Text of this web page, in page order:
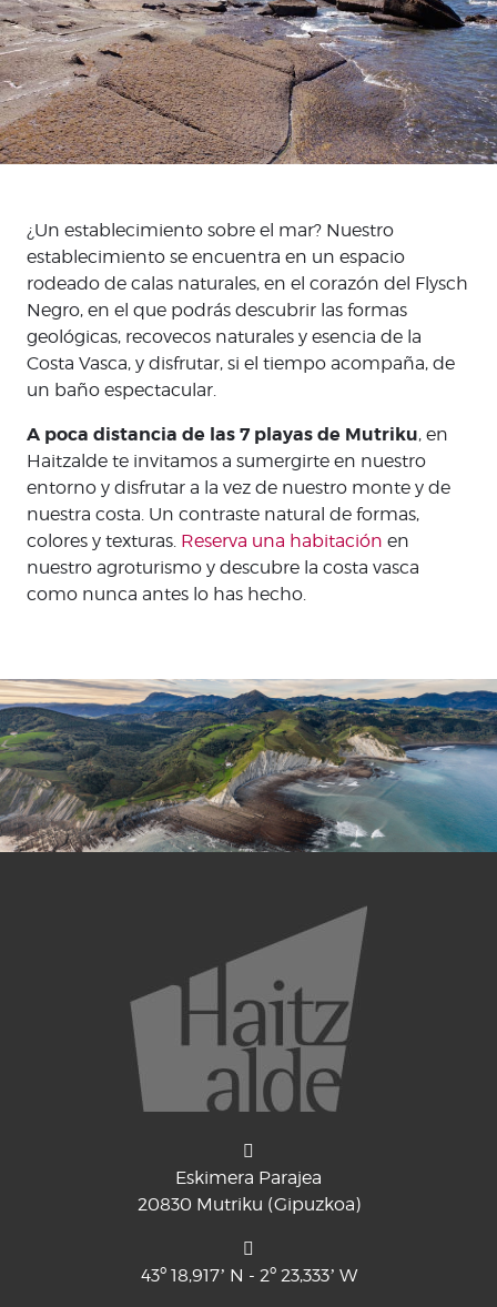
¿Un establecimiento sobre el mar? Nuestro
establecimiento se encuentra en un espacio
rodeado de calas naturales, en el corazón del Flysch
Negro, en el que podrás descubrir las formas
geológicas, recovecos naturales y esencia de la
Costa Vasca, y disfrutar, si el tiempo acompaña, de
un baño espectacular.
A poca distancia de las 7 playas de Mutriku, en
Haitzalde te invitamos a sumergirte en nuestro
entorno y disfrutar a la vez de nuestro monte y de
nuestra costa. Un contraste natural de formas,
colores y texturas. Reserva una habitación en
nuestro agroturismo y descubre la costa vasca
como nunca antes lo has hecho.
Eskimera Parajea
20830 Mutriku (Gipuzkoa)
43º 18,917’ N - 2º 23,333’ W